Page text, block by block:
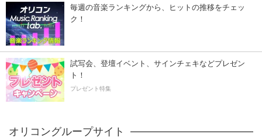
毎週の音楽ランキングから、ヒットの推移をチェッ
ク！
試写会、登壇イベント、サインチェキなどプレゼン
ト！
プレゼント特集
オリコングループサイト